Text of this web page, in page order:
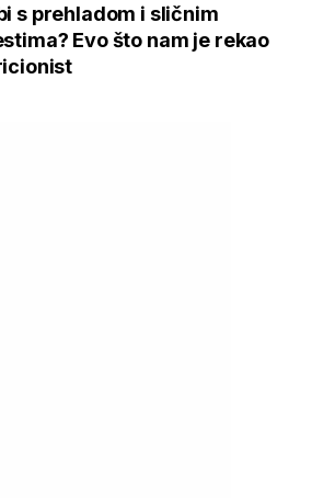
s prehladom i sličnim
Evo što nam je rekao